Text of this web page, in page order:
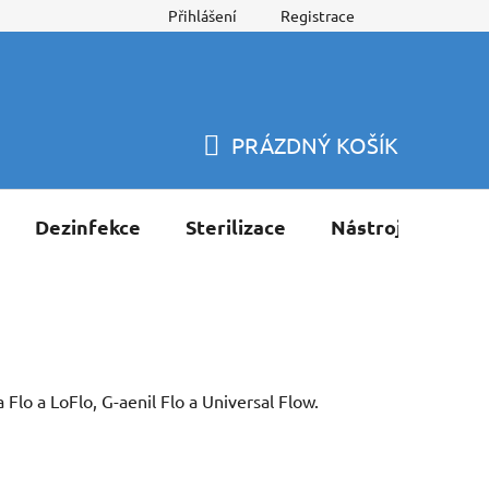
Přihlášení Registrace
KOŠÍK
PRÁZDNÝ KOŠÍK
Dezinfekce Sterilizace Nástroje
a LoFlo, G-aenil Flo a Universal Flow.